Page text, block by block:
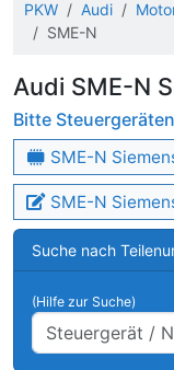
PKW Audi
SME-N
Audi SME-N
Bitte
SME-N
SME-N
Suche nach
(Hilfe zur Suche)